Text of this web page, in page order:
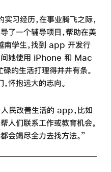
习经历，在事业腾飞之际，
了一个辅导项目，帮助在美
南学生，找到 app 开发行
间她使用 iPhone 和 Mac
的生活打理得井井有条。
怀抱远大的志向。
民改善生活的 app，比如
人们联系工作或教育机会。
会竭尽全力去找方法。”